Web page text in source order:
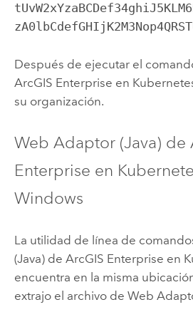
Después de ejecutar el
ArcGIS Enterprise en
su organización.
Web Adaptor (Java) de
Enterprise en
Windows
La utilidad de línea de
(Java) de ArcGIS Enterprise en
encuentra en la misma
extrajo el archivo de Web